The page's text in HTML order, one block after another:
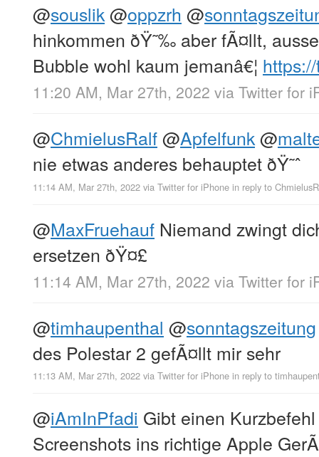
@souslik@oppzrh @
hinkommen ðŸ˜‰ aber fÃ¤llt,
Bubble wohl kaum jemanâ€¦
11:20 AM, Mar 27th, 2022 via Twitter for
@ChmielusRalf@Apfelfunk@
nie etwas anderes behauptet ðŸ˜ˆ
11:14 AM, Mar 27th, 2022 via Twitter for iPhone in reply to
@MaxFruehauf Niemand zwingt
ersetzen ðŸ¤£
11:14 AM, Mar 27th, 2022 via Twitter for
@timhaupenthal @sonntagszeitung
des Polestar 2 gefÃ¤llt mir sehr
11:13 AM, Mar 27th, 2022 via Twitter for iPhone in reply to
@iAmInPfadi Gibt einen
Screenshots ins richtige Apple